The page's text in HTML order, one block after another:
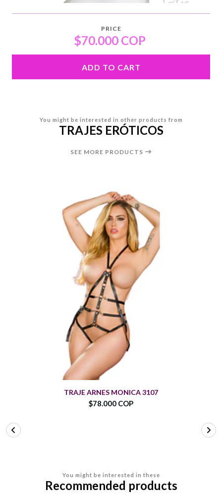
PRICE
$70.000 COP
ADD TO CART
You might be interested in other products from
TRAJES ERÓTICOS
SEE MORE PRODUCTS
TRAJE ARNES MONICA 3107
$78.000 COP
You might be interested in these
Recommended products